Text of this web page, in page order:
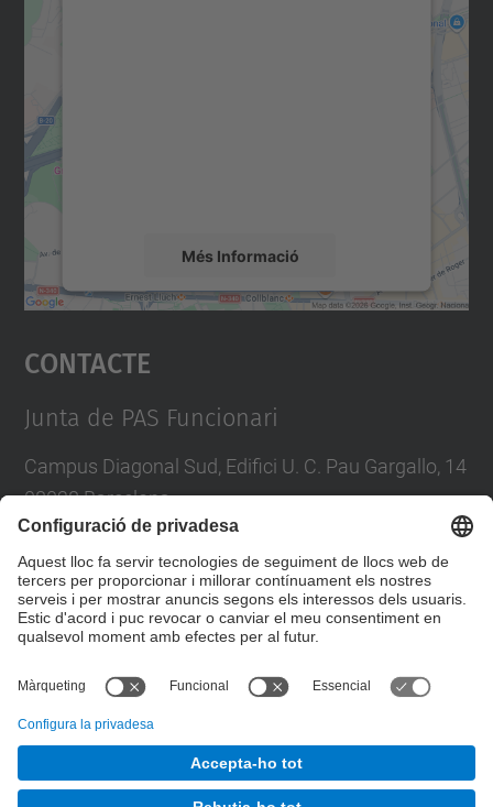
Més Informació
Accepta
powered by
Contacte
Junta de PAS Funcionari
Campus Diagonal Sud, Edifici U. C. Pau Gargallo, 14
08028 Barcelona
E-mail :junta.pasf@upc.edu
Formulari de contacte
Junta PAS Funcionari